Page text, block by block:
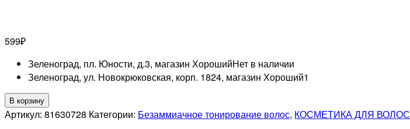
599₽
Зеленоград, пл. Юности, д.3, магазин ХорошийНет в наличии
Зеленоград, ул. Новокрюковская, корп. 1824, магазин Хороший1
Количество
товара
В корзину
Артикул: 81630728 Категории: Безаммиачное тонирование волос, КОСМЕТИКА ДЛЯ ВОЛОС